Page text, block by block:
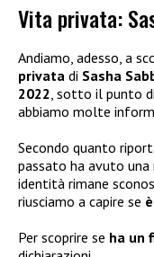
Vita privata:
Andiamo, adesso, a
privata di Sasha
2022 , sotto il punto
abbiamo molte
Secondo quanto
passato ha avuto una
identità rimane
riusciamo a capire se
Per scoprire se ha un